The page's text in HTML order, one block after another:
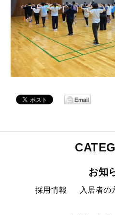
お知
採用情報 入居者の